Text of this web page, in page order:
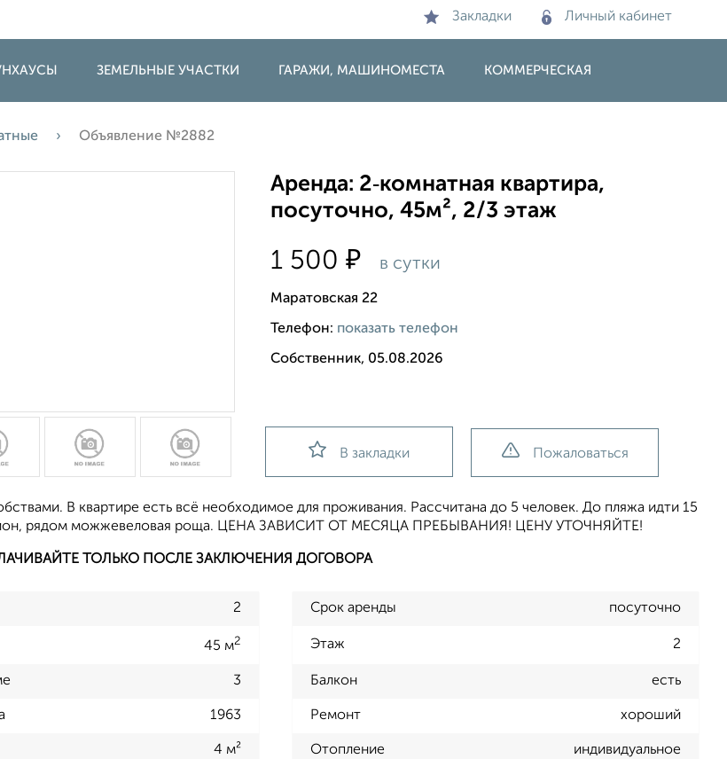
Закладки Личный кабинет
ЗЕМЕЛЬНЫЕ УЧАСТКИ ГАРАЖИ, МАШИНОМЕСТА КОММЕРЧЕСКАЯ
Объявление №2882
Аренда: 2‑комнатная квартира,
посуточно, 45м², 2/3 этаж
1 500₽ в сутки
Маратовская 22
Телефон: показать телефон
Собственник, 05.08.2026
В закладки Пожаловаться
В квартире есть всё необходимое для проживания. Рассчитана до 5 человек. До пляжа идти 15
рядом можжевеловая роща. ЦЕНА ЗАВИСИТ ОТ МЕСЯЦА ПРЕБЫВАНИЯ! ЦЕНУ УТОЧНЯЙТЕ!
ТОЛЬКО ПОСЛЕ ЗАКЛЮЧЕНИЯ ДОГОВОРА
2 Срок аренды посуточно
45 м2 Этаж 2
3 Балкон есть
1963 Ремонт хороший
4 м² Отопление индивидуальное